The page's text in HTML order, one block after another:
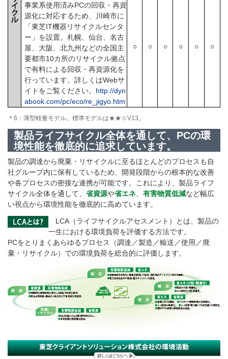
事業系使用済みPCの回収・再資
源化に対応するため、川崎市に
「東芝IT機器リサイクルセンタ
ー」を設置。札幌、仙台、名古
屋、大阪、北九州などの全国主
要都市10カ所のリサイクル拠点
で有料による回収・再資源化を
行っています。詳しくはWebサ
イトをご覧ください。 http://dyn
abook.com/pc/eco/re_jigyo.htm
○ ○ ○ ○ ○ ○
＊6：薄型軽量モデル。標準モデルは★★☆V13。
製品ライフサイクル全体を通して、PCの環
境性能を徹底的に追求しています。
製品の調達から廃棄・リサイクルに至るほとんどのプロセスも自
社グループ内に保有しているため、開発段階からの根本的な改善
や各プロセスの密接な連携が可能です。これにより、製品ライフ
サイクル全体を通して、 省資源や省エネ 有害物質低減など幅広
い視点から環境性能を徹底的に高めています。
LCA（ライフサイクルアセスメント）とは、製品の
一生における環境負荷を評価する方法です。
PCをとりまくあらゆるプロセス（調達／製造／輸送／使用／廃
棄・リサイクル）での環境負荷を総合的に評価します。